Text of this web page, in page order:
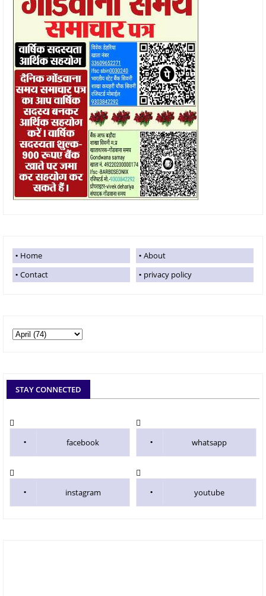
Home
About
Contact
privacy policy
STAY CONNECTED
facebook whatsapp
instagram youtube